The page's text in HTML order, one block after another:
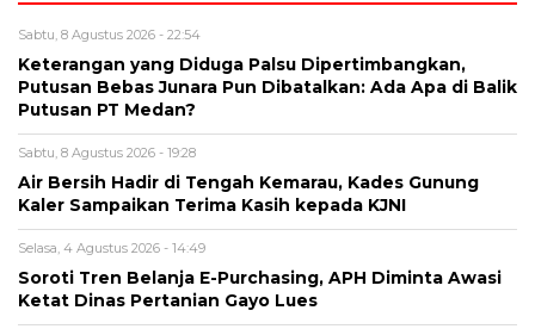
Sabtu, 8 Agustus 2026 - 22:54
Keterangan yang Diduga Palsu Dipertimbangkan,
Putusan Bebas Junara Pun Dibatalkan: Ada Apa di Balik
Putusan PT Medan?
Sabtu, 8 Agustus 2026 - 19:28
Air Bersih Hadir di Tengah Kemarau, Kades Gunung
Kaler Sampaikan Terima Kasih kepada KJNI
Selasa, 4 Agustus 2026 - 14:49
Soroti Tren Belanja E-Purchasing, APH Diminta Awasi
Ketat Dinas Pertanian Gayo Lues